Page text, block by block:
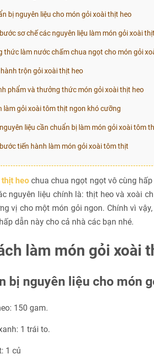
bị nguyên liệu cho món gỏi xoài thịt heo
sơ chế các nguyên liệu làm món gỏi xoài
thức làm nước chấm chua ngọt cho món gỏi
trộn gỏi xoài thịt heo
phẩm và thưởng thức món gỏi xoài thịt heo
làm gỏi xoài tôm thịt ngon khó cưỡng
liệu cần chuẩn bị làm món gỏi xoài tôm
tiến hành làm món gỏi xoài tôm thịt
thịt heo chua chua ngọt ngọt vô cùng
nguyên liệu chính là: thịt heo và xoài
vị cho một món gỏi ngon. Chính vì
dẫn này cho cả nhà các bạn nhé.
làm món gỏi xoài
bị nguyên liệu cho món
150 gam.
1 trái to.
1 củ